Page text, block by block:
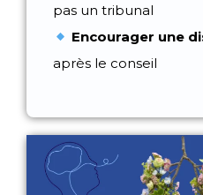
pas un tribunal
Encourager une
après le conseil